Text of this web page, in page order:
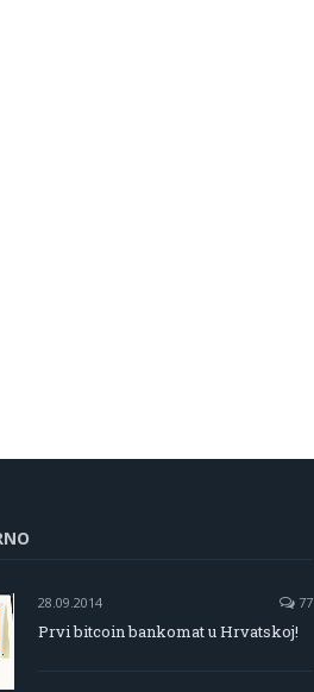
28.09.2014 77
Prvi bitcoin bankomat u Hrvatskoj!